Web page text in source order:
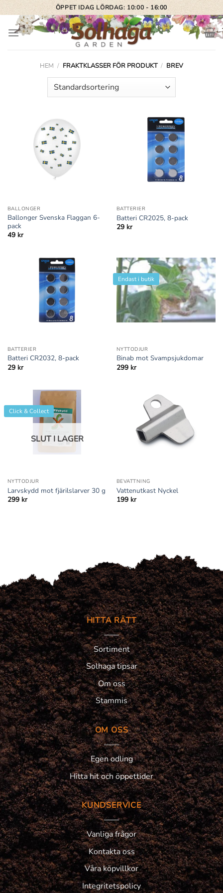
Skip
to
content
ÖPPET IDAG LÖRDAG: 10:00 - 16:00
HEM / FRAKTKLASSER FÖR PRODUKT / BREV
BALLONGER
Ballonger Svenska Flaggan 6-
pack
49 kr
BATTERIER
Batteri CR2025, 8-pack
29 kr
BATTERIER
Batteri CR2032, 8-pack
29 kr
Endast i butik
NYTTODJUR
Binab mot Svampsjukdomar
299 kr
Click & Collect
SLUT I LAGER
NYTTODJUR
Larvskydd mot fjärilslarver 30 g
299 kr
BEVATTNING
Vattenutkast Nyckel
199 kr
HITTA RÄTT
Sortiment
Solhaga tipsar
Om oss
Stammis
OM OSS
Egen odling
Hitta hit och öppettider
KUNDSERVICE
Vanliga frågor
Kontakta oss
Våra köpvillkor
Integritetspolicy